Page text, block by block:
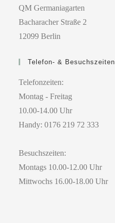
QM Germaniagarten
Bacharacher Straße 2
12099 Berlin
Telefon- & Besuchszeiten
Telefonzeiten:
Montag - Freitag
10.00-14.00 Uhr
Handy: 0176 219 72 333
Besuchszeiten:
Montags 10.00-12.00 Uhr
Mittwochs 16.00-18.00 Uhr